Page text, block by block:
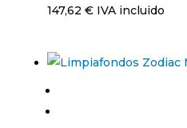
147,62 € IVA incluido